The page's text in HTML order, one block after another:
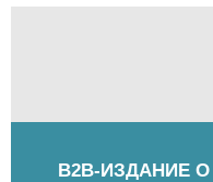
B2B-ИЗДАНИЕ